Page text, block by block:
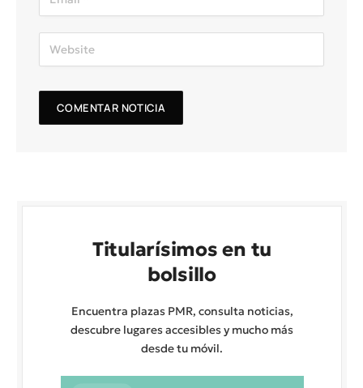
Titularísimos en tu
bolsillo
Encuentra plazas PMR, consulta noticias,
descubre lugares accesibles y mucho más
desde tu móvil.